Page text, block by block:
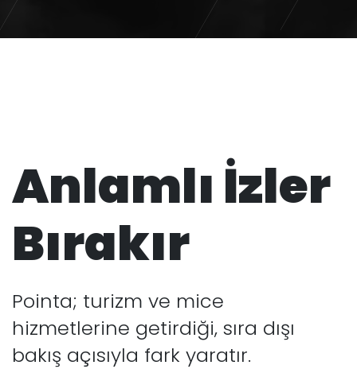
Anlamlı İzler
Bırakır
Pointa; turizm ve mice
hizmetlerine getirdiği, sıra dışı
bakış açısıyla fark yaratır.